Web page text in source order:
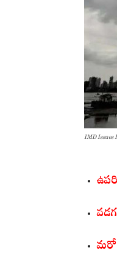
IMD Issues
మరో